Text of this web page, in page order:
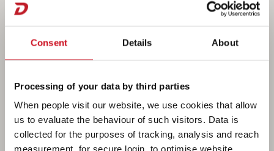
Consent Details About
Processing of your data by third parties
When people visit our website, we use cookies that allow
us to evaluate the behaviour of such visitors. Data is
collected for the purposes of tracking, analysis and reach
measurement, for secure login, to optimise website
Łazienka